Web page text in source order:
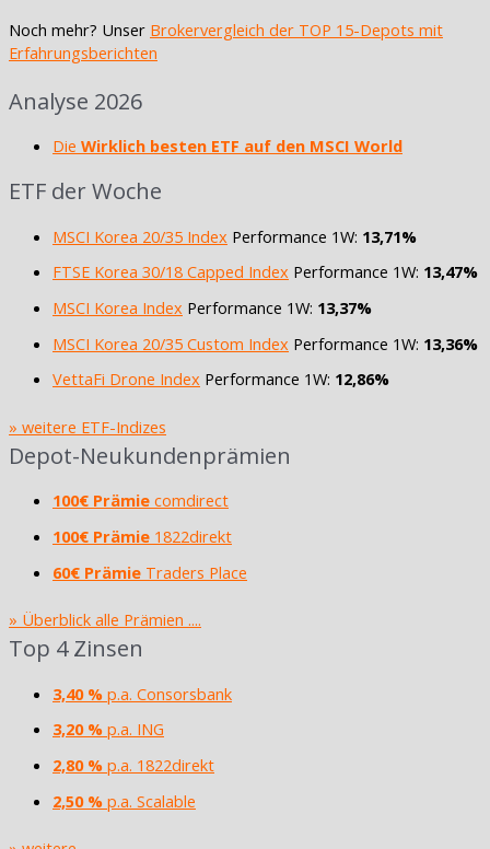
Noch mehr? Unser Brokervergleich der TOP 15-Depots mit
Erfahrungsberichten
Analyse 2026
Die Wirklich besten ETF auf den MSCI World
ETF der Woche
MSCI Korea 20/35 Index Performance 1W: 13,71%
FTSE Korea 30/18 Capped Index Performance 1W: 13,47%
MSCI Korea Index Performance 1W: 13,37%
MSCI Korea 20/35 Custom Index Performance 1W: 13,36%
VettaFi Drone Index Performance 1W: 12,86%
» weitere ETF-Indizes
Depot-Neukundenprämien
100€ Prämie comdirect
100€ Prämie 1822direkt
60€ Prämie Traders Place
» Überblick alle Prämien ....
Top 4 Zinsen
3,40 % p.a. Consorsbank
3,20 % p.a. ING
2,80 % p.a. 1822direkt
2,50 % p.a. Scalable